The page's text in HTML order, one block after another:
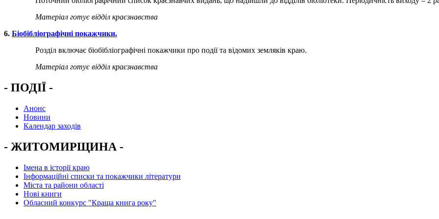
Матеріал готує відділ краєзнавства
​6. Біобібліографічні покажчики.
Розділ включає біобібліографічні покажчики про події та відомих земляків краю.
Матеріал готує відділ краєзнавства
- ПОДІЇ -
Анонс
Новини
Календар заходів
- ЖИТОМИРЩИНА -
Імена в історії краю
Інформаційні списки та покажчики літератури
Міста та райони області
Нові книги
Обласний конкурс "Краща книга року"